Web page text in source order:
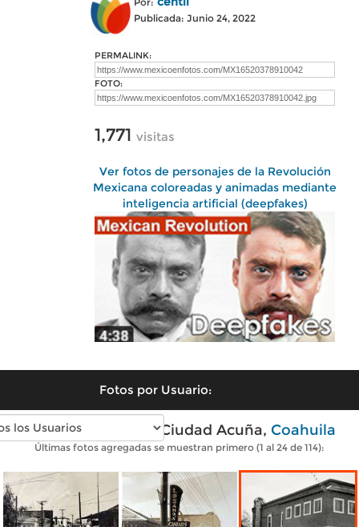
Publicada: Junio 24, 2022
PERMALINK:
FOTO:
1,771 visitas
Ver fotos de personajes de la Revolución
Mexicana coloreadas y animadas mediante
inteligencia artificial (deepfakes)
Fotos por Usuario:
Fotos antiguas de Ciudad Acuña, Coahuila
Últimas fotos agregadas se muestran primero (1 al 24 de 114):